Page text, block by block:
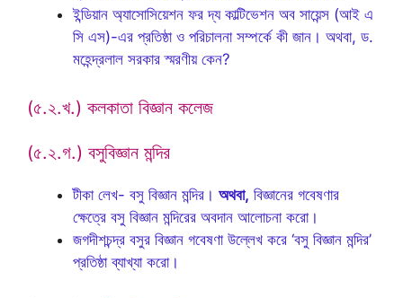
ইন্ডিয়ান অ্যাসোসিয়েশন ফর দ্য কাল্টিভেশন অব সায়েন্স (আই এ
সি এস)-এর প্রতিষ্ঠা ও পরিচালনা সম্পর্কে কী জান। অথবা, ড.
মহেন্দ্রলাল সরকার স্মরণীয় কেন?
(৫.২.খ.) কলকাতা বিজ্ঞান কলেজ
(৫.২.গ.) বসুবিজ্ঞান মন্দির
টীকা লেখ- বসু বিজ্ঞান মন্দির। অথবা, বিজ্ঞানের গবেষণার
ক্ষেত্রে বসু বিজ্ঞান মন্দিরের অবদান আলোচনা করো।
জগদীশচন্দ্র বসুর বিজ্ঞান গবেষণা উল্লেখ করে ‘বসু বিজ্ঞান মন্দির’
প্রতিষ্ঠা ব্যাখ্যা করো।